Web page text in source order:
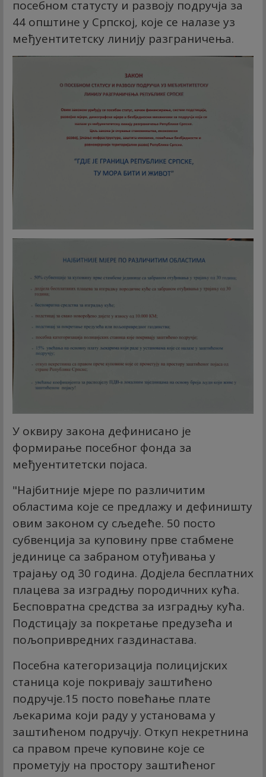
посебном статусту и развоју подручја за
44 општине у Српској, које се налазе уз
међуентитетску линију разграничења.
У оквиру закона дефинисано је
формирање посебног фонда за
међуентитетски појаса.
"Најбитније мјере по различитим
областима које се предлажу и дефиништу
овим законом су сљедеће. 50 посто
субвенција за куповину прве стабмене
јединице са забраном отуђивања у
трајању од 30 година. Додјела бесплатних
плацева за изградњу породичних кућа.
Бесповратна средства за изградњу кућа.
Подстицају за покретање предузећа и
пољопривредних газдинастава.
Посебна категоризација полицијских
станица које покривају заштићено
подручје.15 посто повећање плате
љекарима који раду у установама у
заштићеном подручју. Откуп некретнина
са правом прече куповине које се
прометују на простору заштићеног